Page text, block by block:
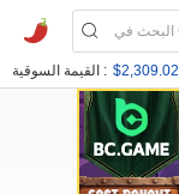
القيمة السوقية :